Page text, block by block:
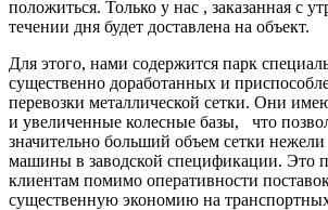
положиться. Только у нас , заказанная с
течении дня будет доставлена на объект.
Для этого, нами содержится парк
существенно доработанных и
перевозки металлической сетки. Они
и увеличенные колесные базы, что
значительно больший объем сетки
машины в заводской спецификации. Это
клиентам помимо оперативности
существенную экономию на